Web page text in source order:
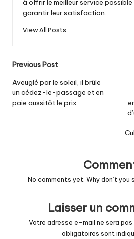
garantir leur satisfaction.
View All Posts
Post
navigation
Previous Post
Aveuglé par le soleil, il brûle
un cédez-le-passage et en
paie aussitôt le prix
No comments yet. Why don’t
Laisser un
Votre adresse e-mail ne sera pas
obligatoires sont